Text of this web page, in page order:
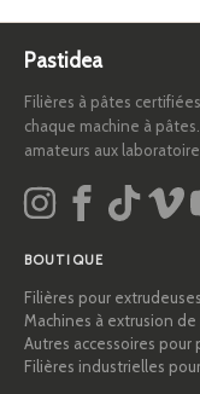
Pastidea
Filières à pâtes
chaque machine à
amateurs aux
BOUTIQUE
Filières pour
Machines à extrusion
Autres accessoires pour
Filières industrielles